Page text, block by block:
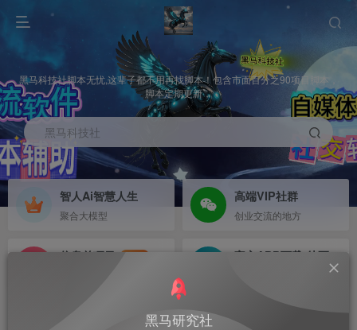
黑马科技社脚本无忧,这辈子都不用再找脚本！包含市面百分之90项目脚本，
脚本定期更新，
黑马科技社
智人Ai智慧人生
聚合大模型
高端VIP社群
创业交流的地方
信息差项目
NEW
黑马研究社